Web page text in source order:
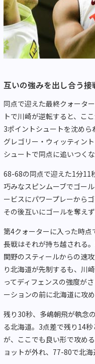
互いの強みを出し合う
同点で迎えた最終クォータ
トで川崎が逆転すると、こ
3ポイントシュートを沈め
グレゴリー・ウィッティン
シュートで同点に追いつく
68-68の同点で迎えた1分11
巧みなスピンムーブでゴー
ービスにパワープレーから
その後互いにゴールを奪え
第4クォーターに入った時
長戦はそれが持ち越される
関野のスティールからの速
り北海道が先制するも、川
ってディフェンスの強度が
ーションの前に北海道に攻
残り30秒、多嶋朝飛が執念
る北海道。3点差で残り14
が、ここでも良い形で攻め
ョットが外れ、77-80で北海